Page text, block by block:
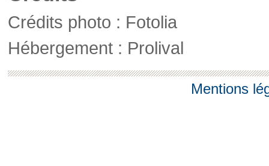
Crédits photo : Fotolia
Hébergement : Prolival
Mentions